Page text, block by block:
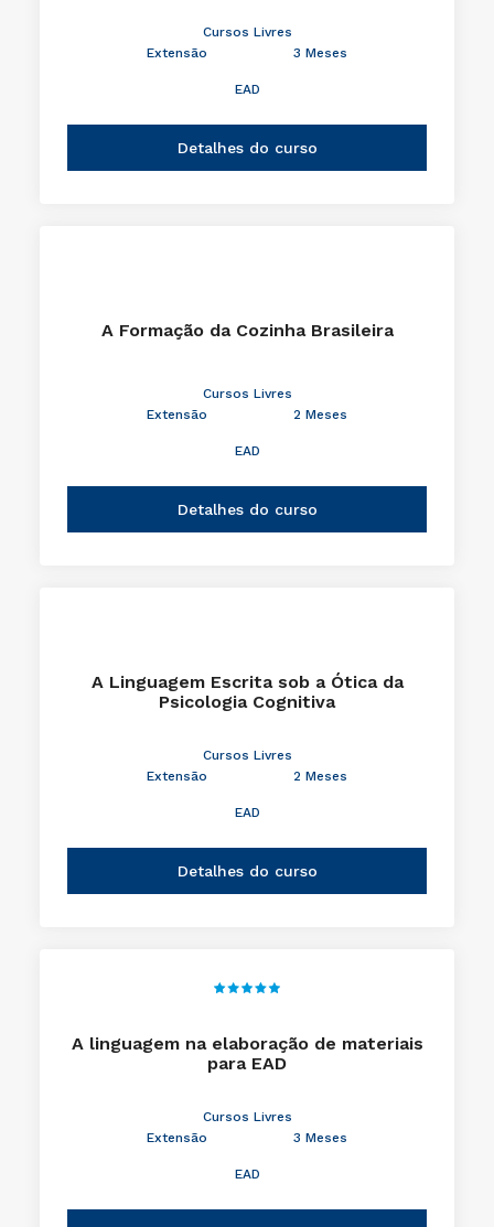
Cursos Livres
Extensão
3 Meses
EAD
Detalhes do curso
A Formação da Cozinha Brasileira
Cursos Livres
Extensão
2 Meses
EAD
Detalhes do curso
A Linguagem Escrita sob a Ótica da
Psicologia Cognitiva
Cursos Livres
Extensão
2 Meses
EAD
Detalhes do curso
A linguagem na elaboração de materiais
para EAD
Cursos Livres
Extensão
3 Meses
EAD